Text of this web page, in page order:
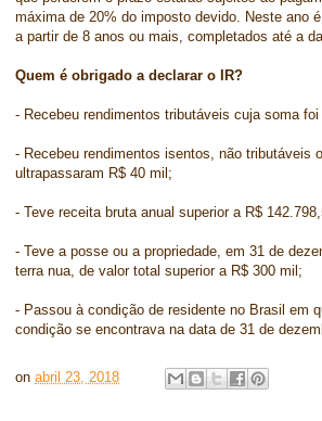
máxima de 20% do imposto devido. Neste ano
a partir de 8 anos ou mais, completados até a
Quem é obrigado a declarar o IR?
- Recebeu rendimentos tributáveis cuja soma
- Recebeu rendimentos isentos, não tributáveis
ultrapassaram R$ 40 mil;
- Teve receita bruta anual superior a R$
- Teve a posse ou a propriedade, em 31 de
terra nua, de valor total superior a R$ 300 mil;
- Passou à condição de residente no Brasil em
condição se encontrava na data de 31 de
on abril 23, 2018